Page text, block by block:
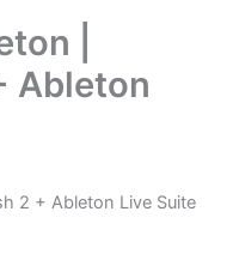
|
Ableton
2 + Ableton Live Suite